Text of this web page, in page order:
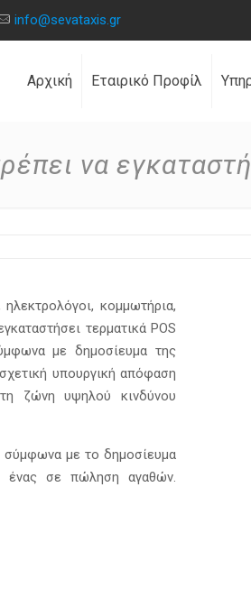
info@sevataxis.gr
Αρχική Εταιρικό Προφίλ
να
ηλεκτρολόγοι, κομμωτήρια,
τερματικά POS
με δημοσίευμα της
υπουργική απόφαση
ζώνη υψηλού κινδύνου
σύμφωνα με το δημοσίευμα
ένας σε πώληση αγαθών.